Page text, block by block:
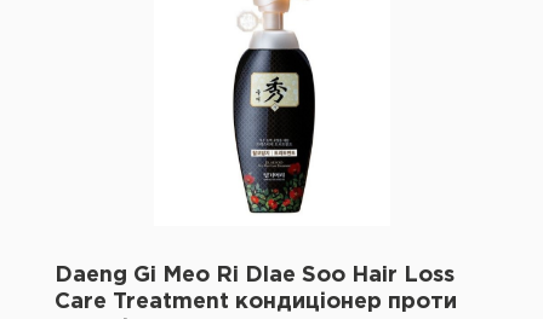
Daeng Gi Meo Ri Dlae Soo Hair Loss
Care Treatment кондиціонер проти